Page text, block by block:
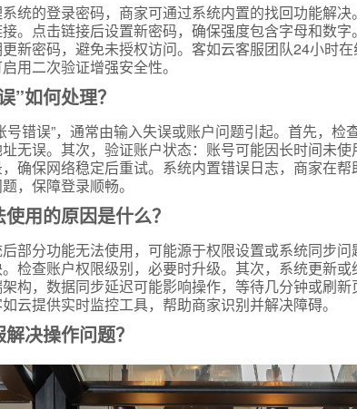
统的登录密码，商家可通过系统内置的找回功能解
。点击链接后设置新密码，确保强度包含字母和数
新密码，避免未授权访问。客如云客服团队24小时
用二次验证增强安全性。
”如何处理？
号错误”，通常由输入失误或账户问题引起。首先，
无误。其次，验证账户状态：账号可能因长时间未
确保网络稳定后重试。系统内置错误日志，商家在帮
，保障登录顺畅。
用的原因是什么？
部分功能无法使用，可能源于权限设置或系统同步
检查账户权限级别，必要时升级。其次，系统更新或
构，数据同步延迟可能影响操作，等待几分钟或刷新
云提供实时监控工具，帮助商家识别并解决障碍。
决操作问题？